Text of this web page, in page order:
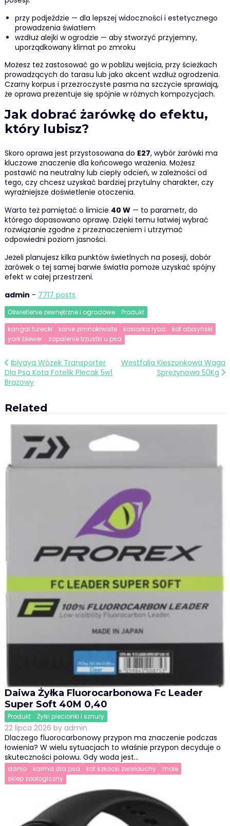
przy podjeździe — dla lepszej widoczności i estetycznego
prowadzenia światłem
wzdłuż alejki w ogrodzie — aby stworzyć przyjemny,
uporządkowany klimat po zmroku
Możesz też zastosować go w pobliżu wejścia, przy ścieżkach
prowadzących do tarasu lub jako akcent wzdłuż ogrodzenia.
Czarny korpus i przezroczyste pasma na szczycie sprawiają,
że oprawa prezentuje się spójnie w różnych kompozycjach.
Jak dobrać żarówkę do efektu,
który lubisz?
Skoro oprawa jest przystosowana do E27, wybór żarówki ma
kluczowe znaczenie dla końcowego wrażenia. Możesz
postawić na neutralny lub ciepły odcień, w zależności od
tego, czy chcesz uzyskać bardziej przytulny charakter, czy
wyraźniejsze doświetlenie otoczenia.
Warto też pamiętać o limicie 40 W— to parametr, do
którego dopasowano oprawę. Dzięki temu łatwiej wybrać
rozwiązanie zgodne z przeznaczeniem i utrzymać
odpowiedni poziom jasności.
Jeżeli planujesz kilka punktów świetlnych na posesji, dobór
żarówek o tej samej barwie światła pomoże uzyskać spójny
efekt w całej przestrzeni.
admin - 7717 posts
Oświetlenie zewnętrzne i ogrodowe
Produkt
kangal turecki
konie zimnokrwiste kosiarka ryba
kot abisyński
york biewer
zapalenie trzustki u psa
Nawigacja
wpisu
Ibiyaya Wózek Transporter
Dla Psa Kota Fotelik Plecak 5w1
Brązowy
Westfalia Kieszonkowa Waga
Sprężynowa 50Kg
Related
Daiwa Żyłka Fluorocarbonowa Fc Leader
Super Soft 40M 0,40
Produkt Żyłki plecionki i sznury
22 lipca 2026 by admin
Dlaczego fluorocarbonowy przypon ma znaczenie podczas
łowienia? W wielu sytuacjach to właśnie przypon decyduje o
skuteczności połowu. Gdy woda jest…
danio karma dla psa kot szkocki zwisłouchy
mole
sklep zoologiczny